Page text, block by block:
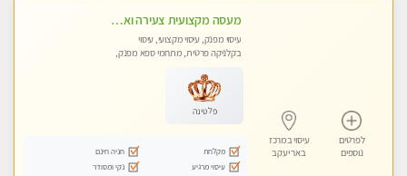
לפרטים
נוספים
עיסוי במרכז
באר יעקב
מעסה מקצועית צעירה ואיכותית פרטי!!!בראשון- לציון
עיסוי מפנק, עיסוי מקצועי, עיסוי
בקלניקה פרטית, מתחמי ספא מפנק,
פלטינה
מקלחת
חניה חינם
עיסוי מרגיע
נקי ומסודר